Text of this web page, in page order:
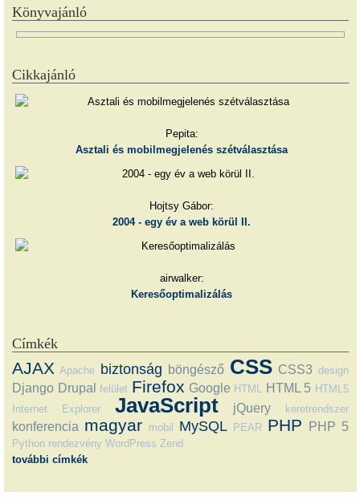
Könyvajánló
Cikkajánló
Pepita:
Asztali és mobilmegjelenés szétválasztása
Hojtsy Gábor:
2004 - egy év a web körül II.
airwalker:
Keresőoptimalizálás
Címkék
AJAX Apache biztonság böngésző CSS CSS3 design
Django Drupal felület Firefox Google HTML HTML 5 HTML5
Internet Explorer
JavaScript jQuery keretrendszer
konferencia magyar mobil MySQL PEAR PHP PHP 5
Python rendezvény WordPress Zend
további címkék